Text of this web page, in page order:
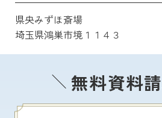
県央みずほ斎場
埼玉県鴻巣市境１１４３
無料資料